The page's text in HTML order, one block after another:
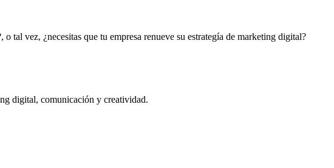
tal vez, ¿necesitas que tu empresa renueve su estrategía de marketing digital?
digital, comunicación y creatividad.